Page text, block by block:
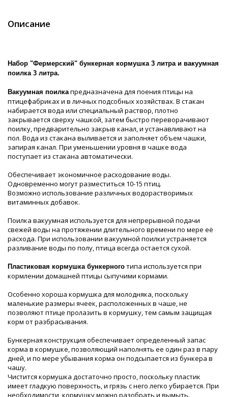
Описание
Набор "Фермерский" бункерная кормушка 3 литра и вакуумная
поилка 3 литра.
Вакуумная поилкапредназначена для поения птицы на
птицефабриках и в личных подсобных хозяйствах. В стакан
набирается вода или специальный раствор, плотно
закрывается сверху чашкой, затем быстро переворачивают
поилку, предварительно закрыв канал, и устанавливают на
пол. Вода из стакана выливается и заполняет объем чашки,
запирая канал. При уменьшении уровня в чашке вода
поступает из стакана автоматически.
Обеспечивает экономичное расходование воды.
Одновременно могут разместиться 10-15 птиц.
Возможно использование различных водорастворимых
витаминных добавок.
Поилка вакуумная используется для непрерывной подачи
свежей воды на протяжении длительного времени по мере её
расхода. При использовании вакуумной поилки устраняется
разливание воды по полу, птица всегда остается сухой.
Пластиковая кормушка бункерного типа используется при
кормлении домашней птицы сыпучими кормами.
Особенно хороша кормушка для молодняка, поскольку
маленькие размеры ячеек, расположенных в чаше, не
позволяют птице пролазить в кормушку, тем самым защищая
корм от разбрасывания.
Бункерная конструкция обеспечивает определенный запас
корма в кормушке, позволяющий наполнять ее один раз в пару
дней, и по мере убывания корма он подсыпается из бункера в
чашу.
Чистится кормушка достаточно просто, поскольку пластик
имеет гладкую поверхность, и грязь с него легко убирается. При
необходимости, кормушку можно разобрать и вымыть.